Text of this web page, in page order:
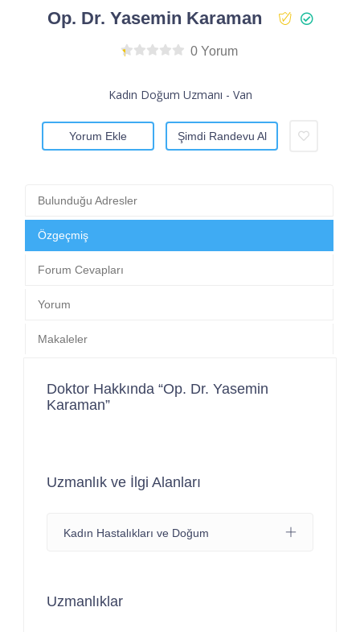
Op. Dr. Yasemin Karaman
0 Yorum
Kadın Doğum Uzmanı - Van
Yorum Ekle Şimdi Randevu Al
Bulunduğu Adresler
Özgeçmiş
Forum Cevapları
Yorum
Makaleler
Doktor Hakkında “Op. Dr. Yasemin
Karaman”
Uzmanlık ve İlgi Alanları
Kadın Hastalıkları ve Doğum
Uzmanlıklar